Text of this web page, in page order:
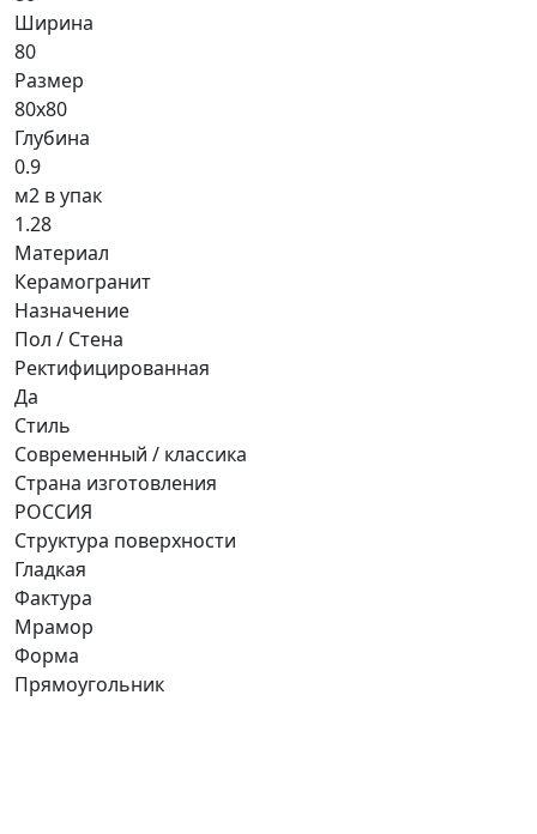
Ширина
80
Размер
80x80
Глубина
0.9
м2 в упак
1.28
Материал
Керамогранит
Назначение
Пол / Стена
Ректифицированная
Да
Стиль
Современный / классика
Страна изготовления
РОССИЯ
Структура поверхности
Гладкая
Фактура
Мрамор
Форма
Прямоугольник